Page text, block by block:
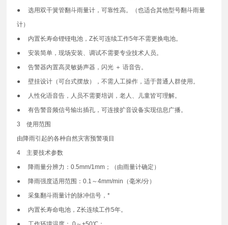
● 选用双干簧管翻斗雨量计，可靠性高。（也适合其他型号翻斗雨量
计）
● 内置长寿命锂铔电池，Z长可连续工作5年不需更换电池。
● 安装简单，现场安装、调试不需要专业技术人员。
● 告警器内置高灵敏扬声器，闪光 ＋ 语音告。
● 壁挂设计（可台式摆放），不需人工操作，适于普通人群使用。
● 人性化语音告，人员不需要培训，老人、儿童皆可理解。
● 有告警音频信号输出插孔，可连接扩音设备实现信息广播。
3 使用范围
由降雨引起的各种自然灾害预警项目
4 主要技术参数
● 降雨量分辨力：0.5mm/1mm；（由雨量计确定）
● 降雨强度适用范围：0.1～4mm/min（毫米/分）
● 采集翻斗雨量计的脉冲信号，*
● 内置长寿命电池，Z长连续工作5年。